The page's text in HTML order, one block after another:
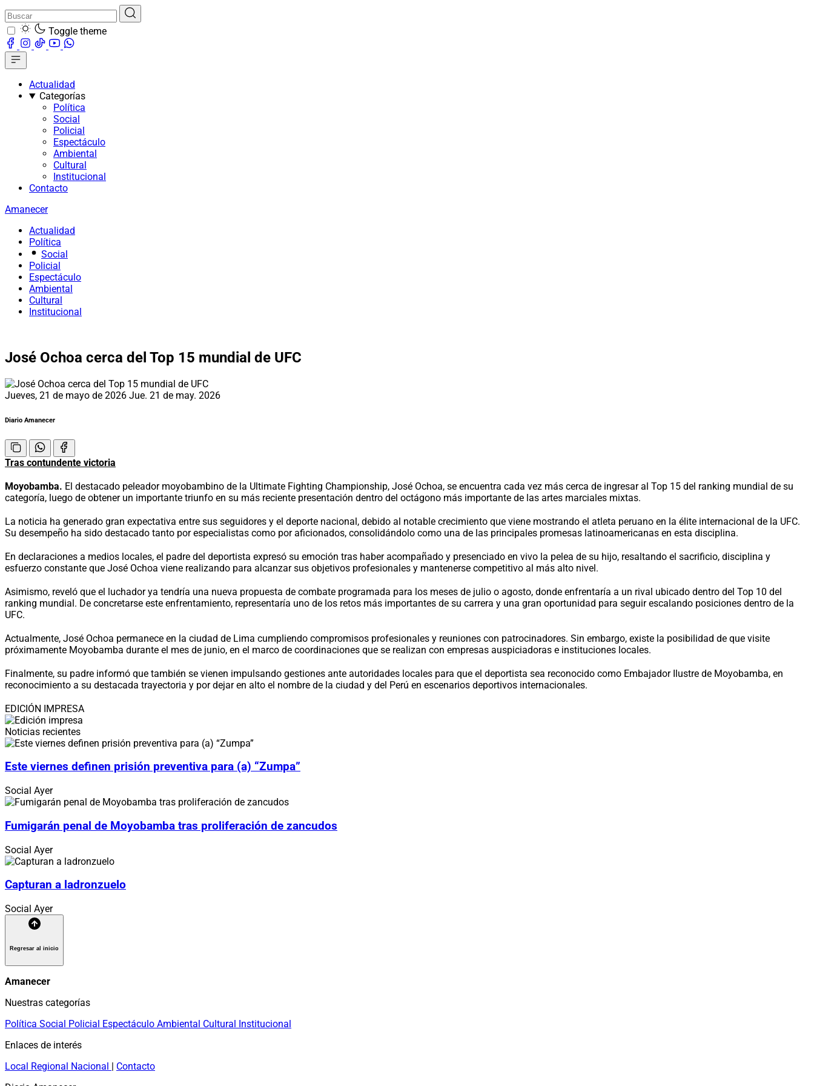
Toggle theme
Actualidad
Categorías
Política
Social
Policial
Espectáculo
Ambiental
Cultural
Institucional
Contacto
Amanecer
Actualidad
Política
Social
Policial
Espectáculo
Ambiental
Cultural
Institucional
José Ochoa cerca del Top 15 mundial de UFC
Jueves, 21 de mayo de 2026 Jue. 21 de may. 2026
Diario Amanecer
Tras contundente victoria
Moyobamba. El destacado peleador moyobambino de la Ultimate Fighting Championship, José Ochoa, se encuentra cada vez más cerca de ingresar al Top 15 del ranking mundial de su
categoría, luego de obtener un importante triunfo en su más reciente presentación dentro del octágono más importante de las artes marciales mixtas.
La noticia ha generado gran expectativa entre sus seguidores y el deporte nacional, debido al notable crecimiento que viene mostrando el atleta peruano en la élite internacional de la UFC.
Su desempeño ha sido destacado tanto por especialistas como por aficionados, consolidándolo como una de las principales promesas latinoamericanas en esta disciplina.
En declaraciones a medios locales, el padre del deportista expresó su emoción tras haber acompañado y presenciado en vivo la pelea de su hijo, resaltando el sacrificio, disciplina y
esfuerzo constante que José Ochoa viene realizando para alcanzar sus objetivos profesionales y mantenerse competitivo al más alto nivel.
Asimismo, reveló que el luchador ya tendría una nueva propuesta de combate programada para los meses de julio o agosto, donde enfrentaría a un rival ubicado dentro del Top 10 del
ranking mundial. De concretarse este enfrentamiento, representaría uno de los retos más importantes de su carrera y una gran oportunidad para seguir escalando posiciones dentro de la
UFC.
Actualmente, José Ochoa permanece en la ciudad de Lima cumpliendo compromisos profesionales y reuniones con patrocinadores. Sin embargo, existe la posibilidad de que visite
próximamente Moyobamba durante el mes de junio, en el marco de coordinaciones que se realizan con empresas auspiciadoras e instituciones locales.
Finalmente, su padre informó que también se vienen impulsando gestiones ante autoridades locales para que el deportista sea reconocido como Embajador Ilustre de Moyobamba, en
reconocimiento a su destacada trayectoria y por dejar en alto el nombre de la ciudad y del Perú en escenarios deportivos internacionales.
EDICIÓN IMPRESA
Noticias recientes
Este viernes definen prisión preventiva para (a) “Zumpa”
Social Ayer
Fumigarán penal de Moyobamba tras proliferación de zancudos
Social Ayer
Capturan a ladronzuelo
Social Ayer
Regresar al inicio
Amanecer
Nuestras categorías
Política Social Policial Espectáculo Ambiental Cultural Institucional
Enlaces de interés
Local Regional Nacional | Contacto